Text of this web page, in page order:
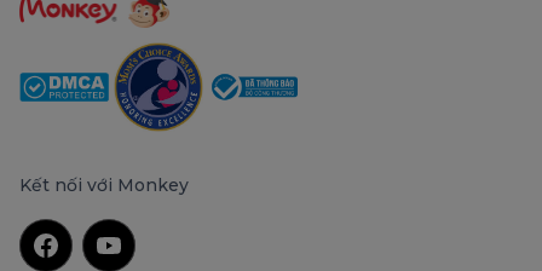
Kết nối với Monkey